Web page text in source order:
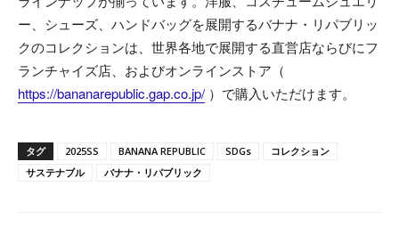
ー、シューズ、ハンドバッグを展開するバナナ・リパブリッ
クのコレクションは、世界各地で展開する直営店ならびにフ
ランチャイズ店、およびオンラインストア（
https://bananarepublic.gap.co.jp/ ）で購入いただけます。
タグ 2025SS BANANA REPUBLIC SDGs
コレクション
サステナブル
バナナ・リパブリック